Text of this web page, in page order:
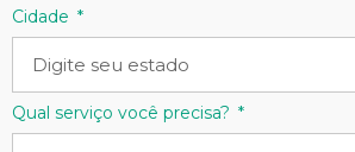
Cidade
Qual serviço você precisa?